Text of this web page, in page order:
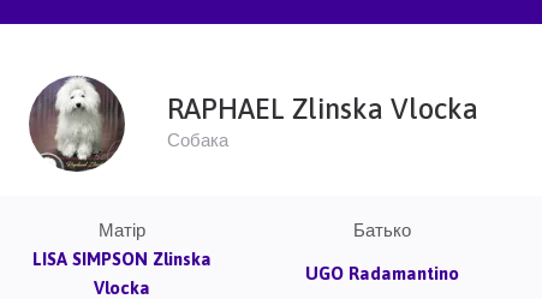
RAPHAEL Zlinska Vlocka
Собака
Матір Батько
LISA SIMPSON Zlinska
Vlocka
UGO Radamantino